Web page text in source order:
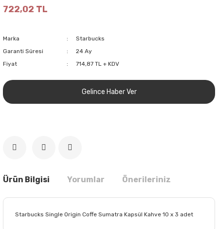
722,02 TL
Marka
Starbucks
Garanti Süresi
24 Ay
Fiyat
714,87 TL + KDV
Gelince Haber Ver
Ürün Bilgisi Yorumlar Önerileriniz
Starbucks Single Origin Coffe Sumatra Kapsül Kahve 10 x 3 adet